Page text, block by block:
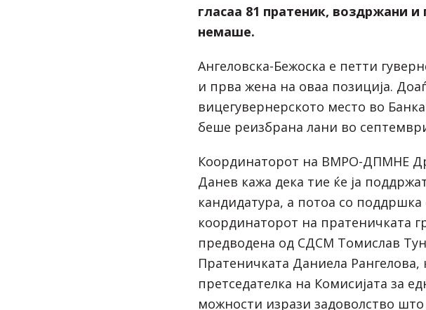
гласаа 81 пратеник, воздржани и
немаше.
Ангеловска-Бежоска е петти
и прва жена на оваа позиција.
вицегувернерското место во
беше реизбрана лани во
Координаторот на ВМРО-ДПМНЕ
Данев кажа дека тие ќе ја
кандидатура, а потоа со поддршка
координаторот на пратеничката
предводена од СДСМ Томислав
Пратеничката Даниела Рангелова,
претседателка на Комисијата за
можности изрази задоволство